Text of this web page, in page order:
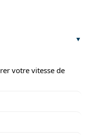
votre vitesse de